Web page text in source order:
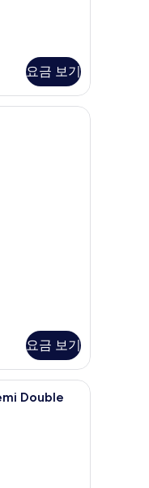
요금 보기
룸, 금연 (Top Floor) | 고급
요금 보기
/거위털 이불, 책상, 노트북 작
Double